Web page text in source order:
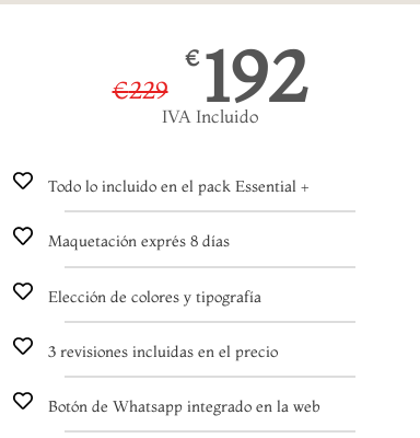
€229
€ 192
IVA Incluido
Todo lo incluido en el pack Essential +
Maquetación exprés 8 días
Elección de colores y tipografía
3 revisiones incluidas en el precio
Botón de Whatsapp integrado en la web